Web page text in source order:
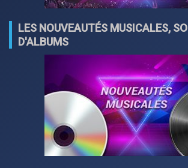
LES NOUVEAUTÉS MUSICALES,
D'ALBUMS